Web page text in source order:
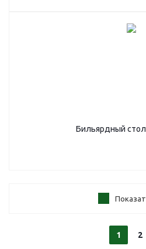
Бильярдный стол
1 2